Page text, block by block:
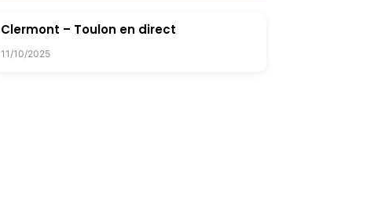
Clermont – Toulon en direct
11/10/2025